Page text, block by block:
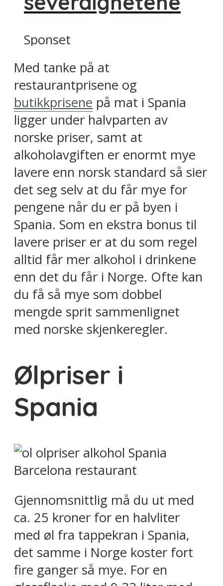
Sponset
Med tanke på at
restaurantprisene og
butikkprisene på mat i Spania
ligger under halvparten av
norske priser, samt at
alkoholavgiften er enormt mye
lavere enn norsk standard så sier
det seg selv at du får mye for
pengene når du er på byen i
Spania. Som en ekstra bonus til
lavere priser er at du som regel
alltid får mer alkohol i drinkene
enn det du får i Norge. Ofte kan
du få så mye som dobbel
mengde sprit sammenlignet
med norske skjenkeregler.
Ølpriser i
Spania
Gjennomsnittlig må du ut med
ca. 25 kroner for en halvliter
med øl fra tappekran i Spania,
det samme i Norge koster fort
fire ganger så mye. For en